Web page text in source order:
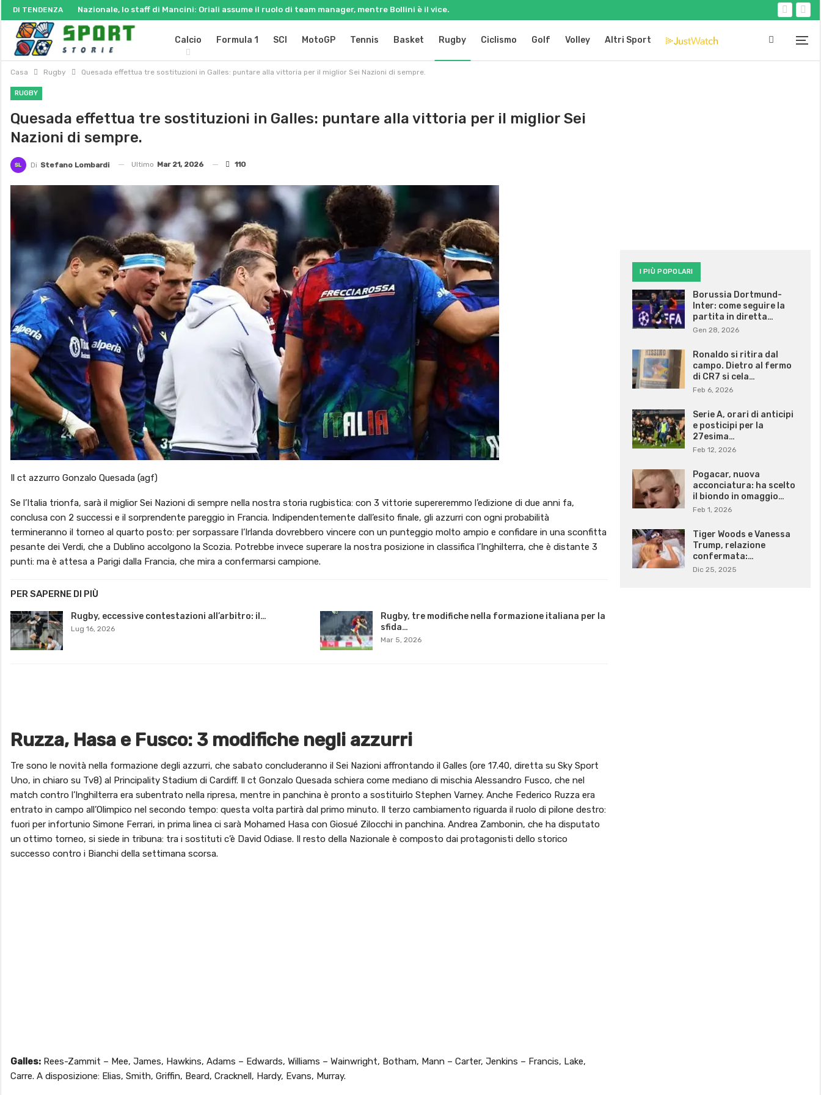
DI TENDENZA Nazionale, lo staff di Mancini: Oriali assume il ruolo di team manager, mentre Bollini è il vice.
Calcio Formula 1 SCI MotoGP Tennis Basket Rugby Ciclismo Golf Volley Altri Sport
Casa Rugby Quesada effettua tre sostituzioni in Galles: puntare alla vittoria per il miglior Sei Nazioni di sempre.
RUGBY
Quesada effettua tre sostituzioni in Galles: puntare alla vittoria per il miglior Sei
Nazioni di sempre.
Di Stefano Lombardi Ultimo Mar 21, 2026 110
Il ct azzurro Gonzalo Quesada (agf)
Se l’Italia trionfa, sarà il miglior Sei Nazioni di sempre nella nostra storia rugbistica: con 3 vittorie supereremmo l’edizione di due anni fa,
conclusa con 2 successi e il sorprendente pareggio in Francia. Indipendentemente dall’esito finale, gli azzurri con ogni probabilità
termineranno il torneo al quarto posto: per sorpassare l’Irlanda dovrebbero vincere con un punteggio molto ampio e confidare in una sconfitta
pesante dei Verdi, che a Dublino accolgono la Scozia. Potrebbe invece superare la nostra posizione in classifica l’Inghilterra, che è distante 3
punti: ma è attesa a Parigi dalla Francia, che mira a confermarsi campione.
PER SAPERNE DI PIÙ
Rugby, eccessive contestazioni all’arbitro: il…
Lug 16, 2026
Rugby, tre modifiche nella formazione italiana per la
sfida…
Mar 5, 2026
Ruzza, Hasa e Fusco: 3 modifiche negli azzurri
Tre sono le novità nella formazione degli azzurri, che sabato concluderanno il Sei Nazioni affrontando il Galles (ore 17.40, diretta su Sky Sport
Uno, in chiaro su Tv8) al Principality Stadium di Cardiff. Il ct Gonzalo Quesada schiera come mediano di mischia Alessandro Fusco, che nel
match contro l’Inghilterra era subentrato nella ripresa, mentre in panchina è pronto a sostituirlo Stephen Varney. Anche Federico Ruzza era
entrato in campo all’Olimpico nel secondo tempo: questa volta partirà dal primo minuto. Il terzo cambiamento riguarda il ruolo di pilone destro:
fuori per infortunio Simone Ferrari, in prima linea ci sarà Mohamed Hasa con Giosué Zilocchi in panchina. Andrea Zambonin, che ha disputato
un ottimo torneo, si siede in tribuna: tra i sostituti c’è David Odiase. Il resto della Nazionale è composto dai protagonisti dello storico
successo contro i Bianchi della settimana scorsa.
Galles: Rees-Zammit – Mee, James, Hawkins, Adams – Edwards, Williams – Wainwright, Botham, Mann – Carter, Jenkins – Francis, Lake,
Carre. A disposizione: Elias, Smith, Griffin, Beard, Cracknell, Hardy, Evans, Murray.
I PIÙ POPOLARI
Borussia Dortmund-
Inter: come seguire la
partita in diretta…
Gen 28, 2026
Ronaldo si ritira dal
campo. Dietro al fermo
di CR7 si cela…
Feb 6, 2026
Serie A, orari di anticipi
e posticipi per la
27esima…
Feb 12, 2026
Pogacar, nuova
acconciatura: ha scelto
il biondo in omaggio…
Feb 1, 2026
Tiger Woods e Vanessa
Trump, relazione
confermata:…
Dic 25, 2025